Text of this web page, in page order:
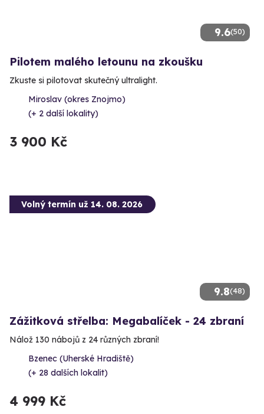
9.6(50)
Pilotem malého letounu na zkoušku
Zkuste si pilotovat skutečný ultralight.
Miroslav (okres Znojmo)
(+ 2 další lokality)
3 900 Kč
9.8(48)
Volný termín už 14. 08. 2026
Zážitková střelba: Megabalíček - 24 zbraní
Nálož 130 nábojů z 24 různých zbraní!
Bzenec (Uherské Hradiště)
(+ 28 dalších lokalit)
4 999 Kč